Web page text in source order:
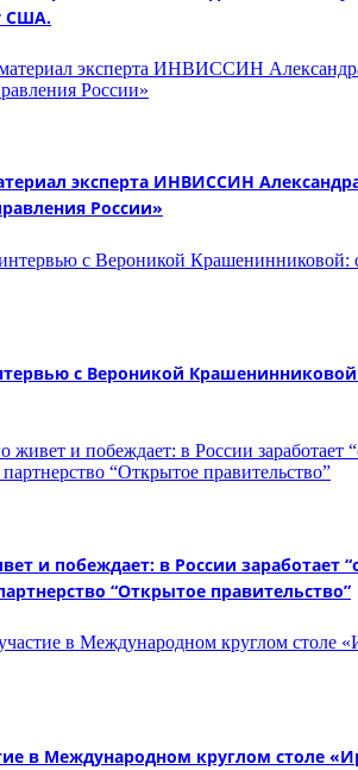
США.
эксперта ИНВИССИН
России»
с Вероникой
и побеждает: в России заработает
“Открытое правительство”
в Международном круглом столе